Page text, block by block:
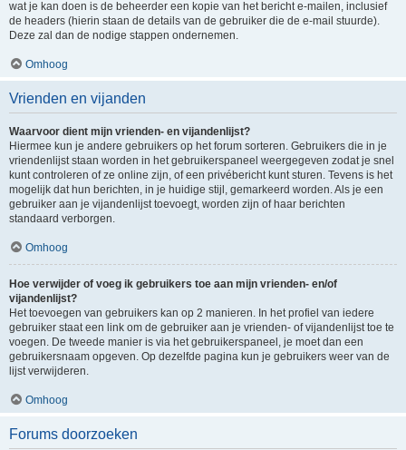
wat je kan doen is de beheerder een kopie van het bericht e-mailen, inclusief
de headers (hierin staan de details van de gebruiker die de e-mail stuurde).
Deze zal dan de nodige stappen ondernemen.
Omhoog
Vrienden en vijanden
Waarvoor dient mijn vrienden- en vijandenlijst?
Hiermee kun je andere gebruikers op het forum sorteren. Gebruikers die in je
vriendenlijst staan worden in het gebruikerspaneel weergegeven zodat je snel
kunt controleren of ze online zijn, of een privébericht kunt sturen. Tevens is het
mogelijk dat hun berichten, in je huidige stijl, gemarkeerd worden. Als je een
gebruiker aan je vijandenlijst toevoegt, worden zijn of haar berichten
standaard verborgen.
Omhoog
Hoe verwijder of voeg ik gebruikers toe aan mijn vrienden- en/of
vijandenlijst?
Het toevoegen van gebruikers kan op 2 manieren. In het profiel van iedere
gebruiker staat een link om de gebruiker aan je vrienden- of vijandenlijst toe te
voegen. De tweede manier is via het gebruikerspaneel, je moet dan een
gebruikersnaam opgeven. Op dezelfde pagina kun je gebruikers weer van de
lijst verwijderen.
Omhoog
Forums doorzoeken